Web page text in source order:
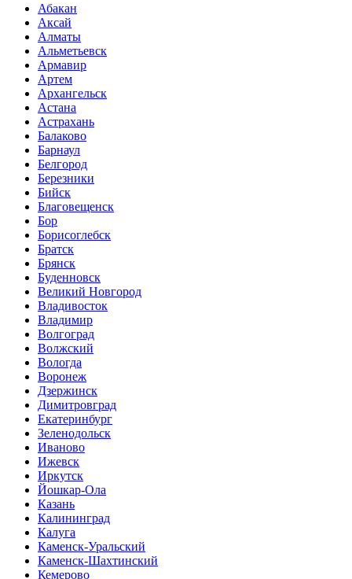
Абакан
Аксай
Алматы
Альметьевск
Армавир
Артем
Архангельск
Астана
Астрахань
Балаково
Барнаул
Белгород
Березники
Бийск
Благовещенск
Бор
Борисоглебск
Братск
Брянск
Буденновск
Великий Новгород
Владивосток
Владимир
Волгоград
Волжский
Вологда
Воронеж
Дзержинск
Димитровград
Екатеринбург
Зеленодольск
Иваново
Ижевск
Иркутск
Йошкар-Ола
Казань
Калининград
Калуга
Каменск-Уральский
Каменск-Шахтинский
Кемерово